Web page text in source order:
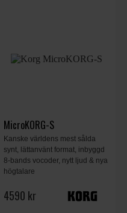
MicroKORG-S
Kanske världens mest sålda
synt, lättanvänt format, inbyggd
8-bands vocoder, nytt ljud & nya
högtalare
4590 kr